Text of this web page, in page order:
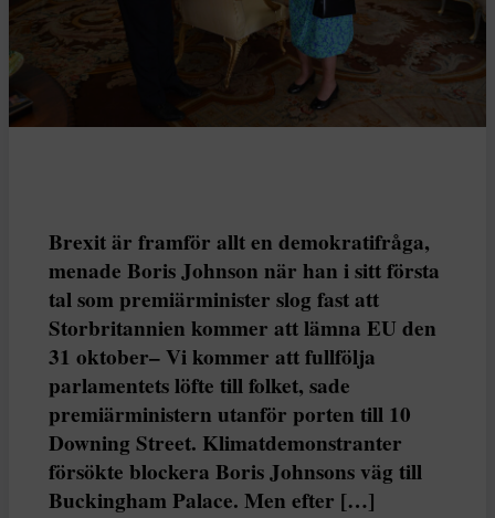
Brexit är framför allt en demokratifråga,
menade Boris Johnson när han i sitt första
tal som premiärminister slog fast att
Storbritannien kommer att lämna EU den
31 oktober– Vi kommer att fullfölja
parlamentets löfte till folket, sade
premiärministern utanför porten till 10
Downing Street. Klimatdemonstranter
försökte blockera Boris Johnsons väg till
Buckingham Palace. Men efter […]